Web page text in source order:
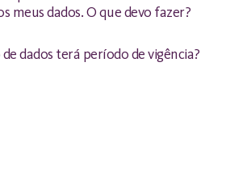
meus dados. O que devo fazer?
dados terá período de vigência?